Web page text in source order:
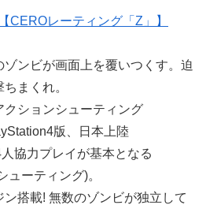
CEROレーティング「Z」】
ンビが画面上を覆いつくす。迫
まくれ。
ションシューティング
版、日本上陸
協力プレイが基本となる
ューティング)。
搭載! 無数のゾンビが独立して